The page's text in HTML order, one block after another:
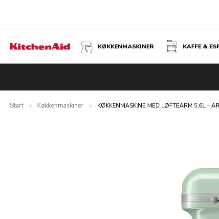
KØKKENMASKINER KAFFE &
Start > Køkkenmaskiner > KØKKENMASKINE MED LØFTEARM 5,6L –